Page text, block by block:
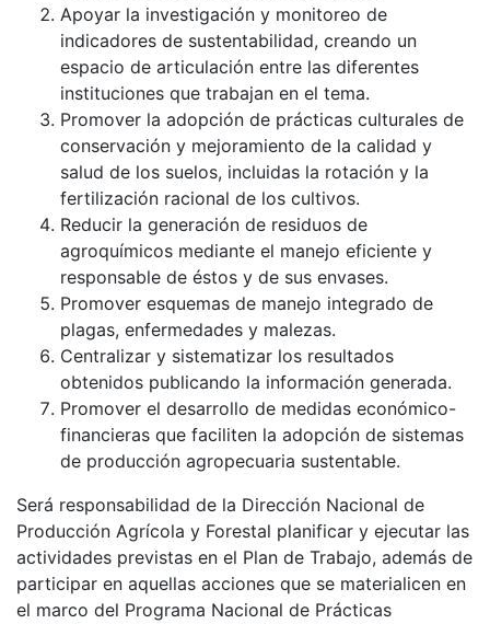
Apoyar la investigación y monitoreo de
indicadores de sustentabilidad, creando un
espacio de articulación entre las diferentes
instituciones que trabajan en el tema.
Promover la adopción de prácticas culturales de
conservación y mejoramiento de la calidad y
salud de los suelos, incluidas la rotación y la
fertilización racional de los cultivos.
Reducir la generación de residuos de
agroquímicos mediante el manejo eficiente y
responsable de éstos y de sus envases.
Promover esquemas de manejo integrado de
plagas, enfermedades y malezas.
Centralizar y sistematizar los resultados
obtenidos publicando la información generada.
Promover el desarrollo de medidas económico-
financieras que faciliten la adopción de sistemas
de producción agropecuaria sustentable.
Será responsabilidad de la Dirección Nacional de
Producción Agrícola y Forestal planificar y ejecutar las
actividades previstas en el Plan de Trabajo, además de
participar en aquellas acciones que se materialicen en
el marco del Programa Nacional de Prácticas